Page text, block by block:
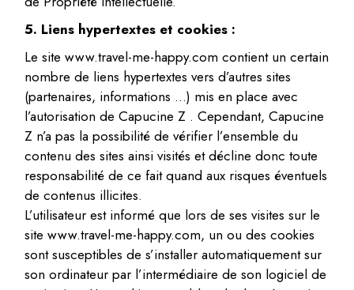
5. Liens hypertextes et cookies :
Le site www.travel-me-happy.com contient un certain
nombre de liens hypertextes vers d’autres sites
(partenaires, informations …) mis en place avec
l’autorisation de Capucine Z . Cependant, Capucine
Z n’a pas la possibilité de vérifier l’ensemble du
contenu des sites ainsi visités et décline donc toute
responsabilité de ce fait quand aux risques éventuels
de contenus illicites.
L’utilisateur est informé que lors de ses visites sur le
site www.travel-me-happy.com, un ou des cookies
sont susceptibles de s’installer automatiquement sur
son ordinateur par l’intermédiaire de son logiciel de